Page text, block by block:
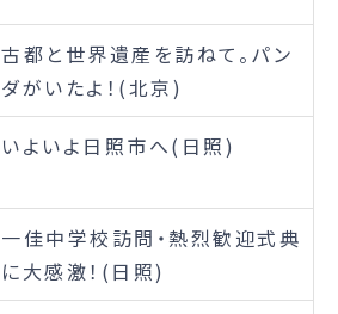
古都と世界遺産を訪ねて。パン
ダがいたよ！(北京)
いよいよ日照市へ(日照)
一佳中学校訪問・熱烈歓迎式典
に大感激！(日照)